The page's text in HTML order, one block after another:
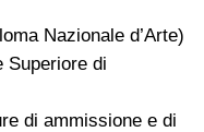
Nazionale d’Arte)
Superiore di
di ammissione e di